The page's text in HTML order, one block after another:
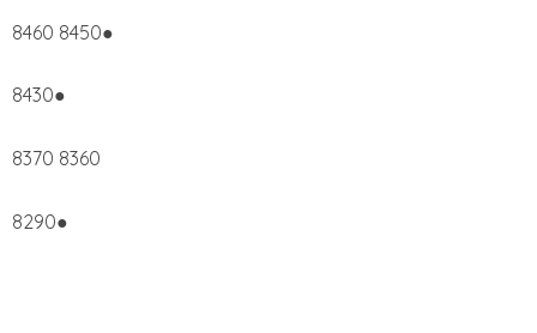
8460 8450●
8430●
8370 8360
8290●